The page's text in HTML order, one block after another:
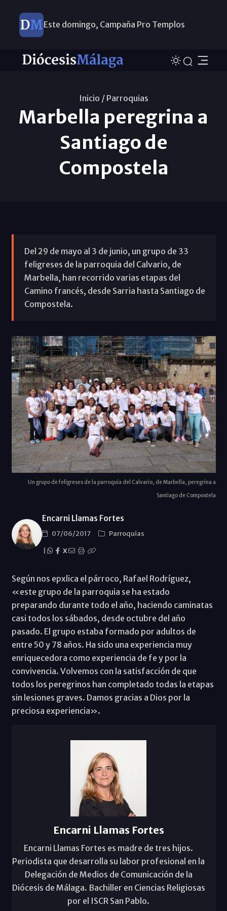
Este domingo, Campaña Pro Templos
Inicio / Parroquias
Marbella peregrina a
Santiago de
Compostela
Del 29 de mayo al 3 de junio, un grupo de 33
feligreses de la parroquia del Calvario, de
Marbella, han recorrido varias etapas del
Camino francés, desde Sarria hasta Santiago de
Compostela.
Un grupo de feligreses de la parroquia del Calvario, de Marbella, peregrina a
Santiago de Compostela
Encarni Llamas Fortes
07/06/2017
Parroquias
X
Según nos epxlica el párroco, Rafael Rodríguez,
«este grupo de la parroquia se ha estado
preparando durante todo el año, haciendo caminatas
casi todos los sábados, desde octubre del año
pasado. El grupo estaba formado por adultos de
entre 50 y 78 años. Ha sido una experiencia muy
enriquecedora como experiencia de fe y por la
convivencia. Volvemos con la satisfacción de que
todos los peregrinos han completado todas la etapas
sin lesiones graves. Damos gracias a Dios por la
preciosa experiencia».
Encarni Llamas Fortes
Encarni Llamas Fortes es madre de tres hijos.
Periodista que desarrolla su labor profesional en la
Delegación de Medios de Comunicación de la
Diócesis de Málaga. Bachiller en Ciencias Religiosas
por el ISCR San Pablo.